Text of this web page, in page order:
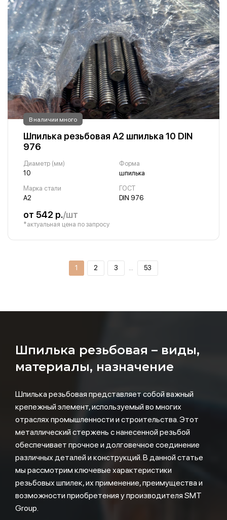
В наличии много
Шпилька резьбовая А2 шпилька 10 DIN
976
Диаметр (мм)
10
Форма
шпилька
Марка стали
А2
ГОСТ
DIN 976
от 542 р./шт
*актуальная цена по запросу
1 2 3 … 53
Шпилька резьбовая – виды,
материалы, назначение
Шпилька резьбовая представляет собой важный
крепежный элемент, используемый во многих
отраслях промышленности и строительства. Этот
металлический стержень с нанесенной резьбой
обеспечивает прочное и долговечное соединение
различных деталей и конструкций. В данной статье
мы рассмотрим ключевые характеристики
резьбовых шпилек, их применение, преимущества и
возможности приобретения у производителя SMT
Group.